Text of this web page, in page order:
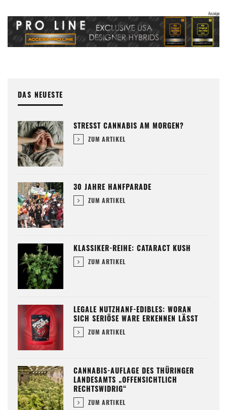
DAS NEUESTE
STRESST CANNABIS AM MORGEN?
ZUM ARTIKEL
30 JAHRE HANFPARADE
ZUM ARTIKEL
KLASSIKER-REIHE: CATARACT KUSH
ZUM ARTIKEL
LEGALE NUTZHANF-EDIBLES: WORAN
SICH SERIÖSE WARE ERKENNEN LÄSST
ZUM ARTIKEL
CANNABIS-AUFLAGE DES THÜRINGER
LANDESAMTS „OFFENSICHTLICH
RECHTSWIDRIG“
ZUM ARTIKEL